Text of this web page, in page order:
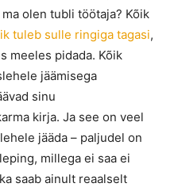
olen tubli töötaja? Kõik
tuleb sulle ringiga tagasi,
meeles pidada. Kõik
jäämisega
sinu
kirja. Ja see on veel
jääda – paljudel on
millega ei saa ei
saab ainult reaalselt